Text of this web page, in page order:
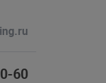
60